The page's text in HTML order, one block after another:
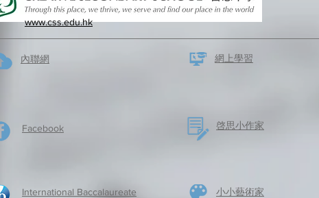
www.css.edu.hk
內聯網
Facebook
International Baccalaureate
網上學習
啓思​小作家
​小小藝術家